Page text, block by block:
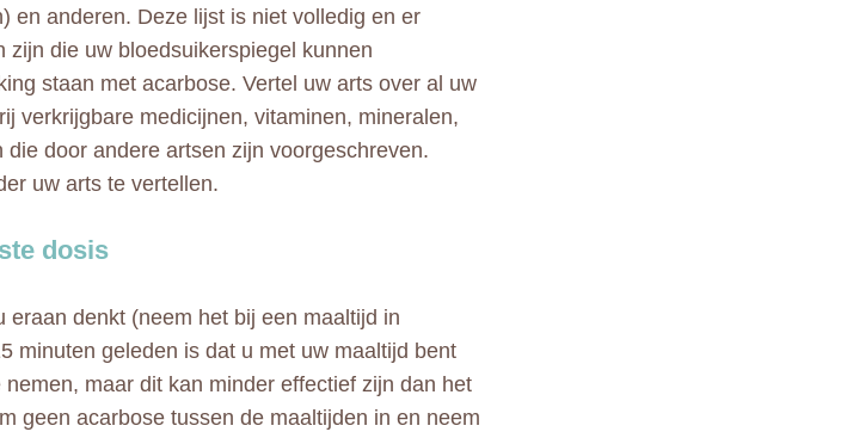
en anderen. Deze lijst is niet volledig en er
zijn die uw bloedsuikerspiegel kunnen
staan met acarbose. Vertel uw arts over al uw
verkrijgbare medicijnen, vitaminen, mineralen,
door andere artsen zijn voorgeschreven.
uw arts te vertellen.
dosis
eraan denkt (neem het bij een maaltijd in
minuten geleden is dat u met uw maaltijd bent
maar dit kan minder effectief zijn dan het
geen acarbose tussen de maaltijden in en neem